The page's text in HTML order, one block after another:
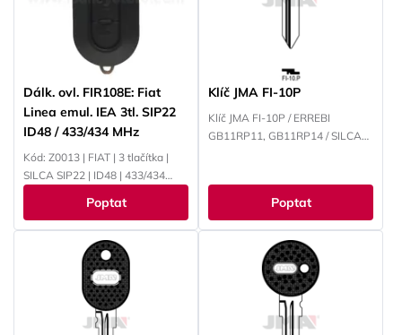
Dálk. ovl. FIR108E: Fiat
Linea emul. IEA 3tl. SIP22
ID48 / 433/434 MHz
Kód: Z0013 | FIAT | 3 tlačítka |
SILCA SIP22 | ID48 | 433/434
Poptat
Klíč JMA FI-10P
Klíč JMA FI-10P / ERREBI
GB11RP11, GB11RP14 / SILCA
Poptat